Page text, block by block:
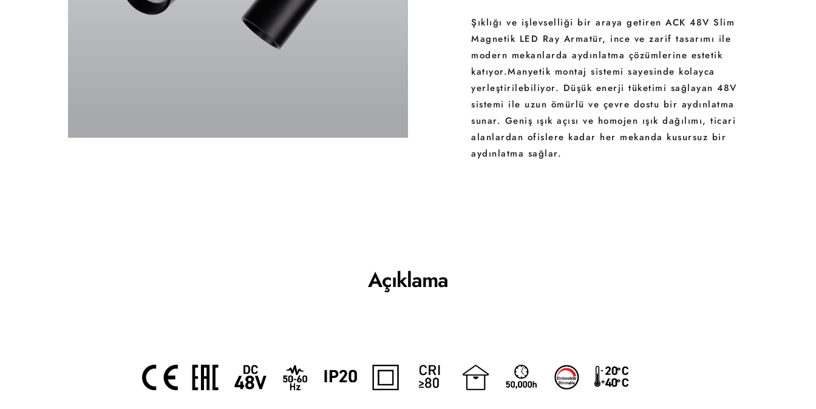
Şıklığı ve işlevselliği bir araya getiren ACK 48V Slim
Magnetik LED Ray Armatür, ince ve zarif tasarımı ile
modern mekanlarda aydınlatma çözümlerine estetik
katıyor.Manyetik montaj sistemi sayesinde kolayca
yerleştirilebiliyor. Düşük enerji tüketimi sağlayan 48V
sistemi ile uzun ömürlü ve çevre dostu bir aydınlatma
sunar. Geniş ışık açısı ve homojen ışık dağılımı, ticari
alanlardan ofislere kadar her mekanda kusursuz bir
aydınlatma sağlar.
Açıklama